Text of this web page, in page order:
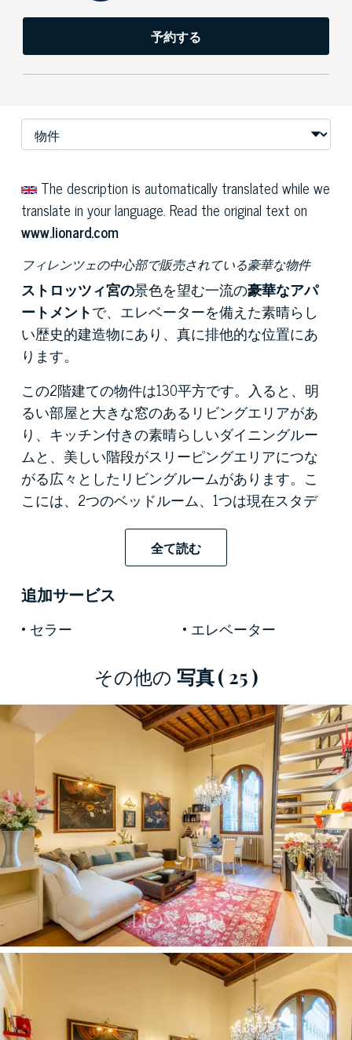
予約する
The description is automatically translated while we
translate in your language. Read the original text on
www.lionard.com
フィレンツェの中心部で販売されている豪華な物件
ストロッツィ宮の景色を望む一流の豪華なアパ
ートメントで、エレベーターを備えた素晴らし
い歴史的建造物にあり、真に排他的な位置にあ
ります。
この2階建ての物件は130平方です。入ると、明
るい部屋と大きな窓のあるリビングエリアがあ
り、キッチン付きの素晴らしいダイニングルー
ムと、美しい階段がスリーピングエリアにつな
がる広々としたリビングルームがあります。こ
こには、2つのベッドルーム、1つは現在スタデ
ィに変換されているダブルと1つのシングル、そ
してマスターバスルームがあります。
らに装飾するために、古代の完全に保存された
フレスコ画を見つけます。その貴重な仕上げ、
一流の環境、快適さ、そしてその素材と家具の
品質により、この一流のアパートはフィレンツ
ェの不動産市場で本物の宝石として販売されて
います。
全て読む
追加サービス
セラー エレベーター
その他の 写真( 25 )